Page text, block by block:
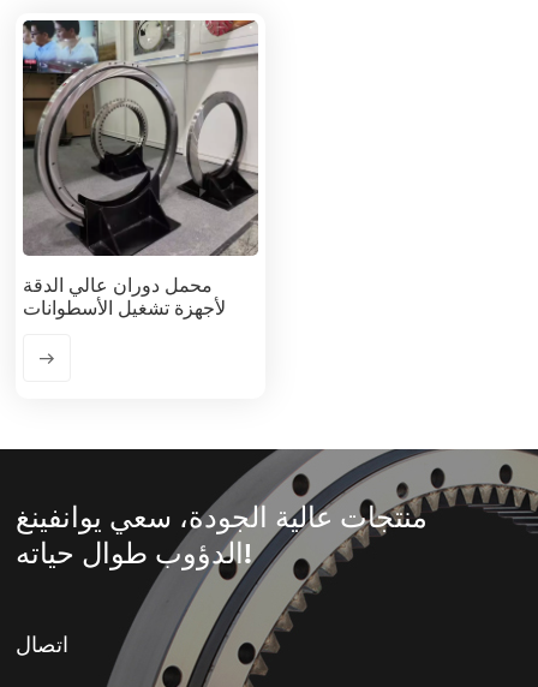
محمل دوران عالي الدقة
لأجهزة تشغيل الأسطوانات
منتجات عالية الجودة، سعي يوانفينغ
الدؤوب طوال حياته!
اتصال